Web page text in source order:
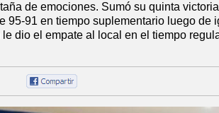
de emociones. Sumó su quinta
95-91 en tiempo suplementario luego de
dio el empate al local en el tiempo